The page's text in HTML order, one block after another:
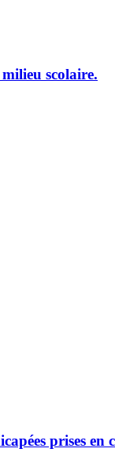
milieu scolaire.
prises en